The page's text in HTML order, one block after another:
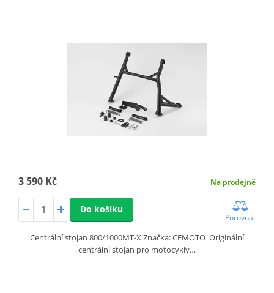
3 590 Kč Na prodejně
Do košíku
Porovnat
Centrální stojan 800/1000MT-X Značka: CFMOTO Originální
centrální stojan pro motocykly…